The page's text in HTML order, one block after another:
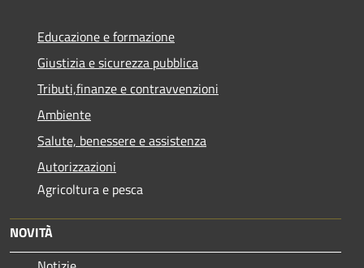
Educazione e formazione
Giustizia e sicurezza pubblica
Tributi,finanze e contravvenzioni
Ambiente
Salute, benessere e assistenza
Autorizzazioni
Agricoltura e pesca
NOVITÀ